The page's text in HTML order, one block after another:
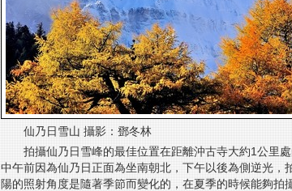
仙乃日雪山 攝影：鄧冬林
拍攝仙乃日雪峰的最佳位置在距離沖古寺大約1公里
中午前因為仙乃日正面為坐南朝北，下午以後為側逆光
陽的照射角度是隨著季節而變化的，在夏季的時候能夠